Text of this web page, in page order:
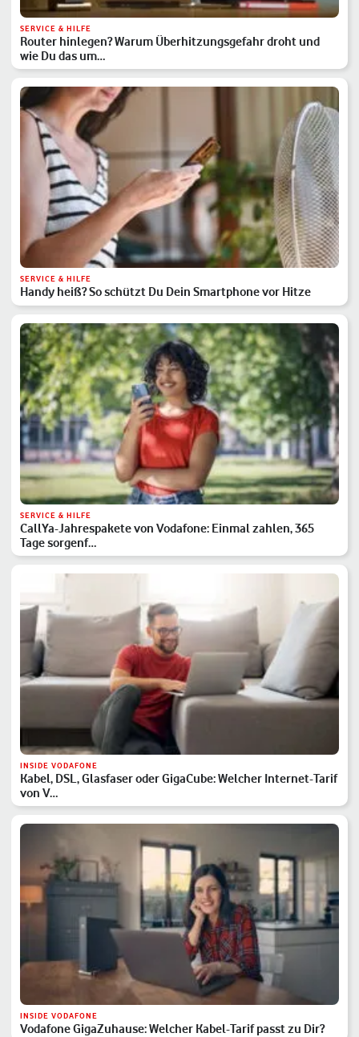
SERVICE & HILFE
Router hinlegen? Warum Überhitzungsgefahr droht und
wie Du das um…
SERVICE & HILFE
Handy heiß? So schützt Du Dein Smartphone vor Hitze
SERVICE & HILFE
CallYa-Jahrespakete von Vodafone: Einmal zahlen, 365
Tage sorgenf…
INSIDE VODAFONE
Kabel, DSL, Glasfaser oder GigaCube: Welcher Internet-Tarif
von V…
INSIDE VODAFONE
Vodafone GigaZuhause: Welcher Kabel-Tarif passt zu Dir?